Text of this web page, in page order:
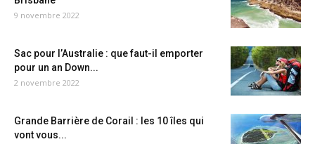
9 novembre 2022
Sac pour l’Australie : que faut-il emporter
pour un an Down...
2 novembre 2022
Grande Barrière de Corail : les 10 îles qui
vont vous...